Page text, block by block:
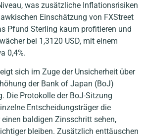
was zusätzliche Inflationsrisiken
Einschätzung von FXStreet
Pfund Sterling kaum profitieren und
bei 1,3120 USD, mit einem
0,4%.
sich im Zuge der Unsicherheit über
der Bank of Japan (BoJ)
Die Protokolle der BoJ-Sitzung
Entscheidungsträger die
baldigen Zinsschritt sehen,
bleiben. Zusätzlich enttäuschen